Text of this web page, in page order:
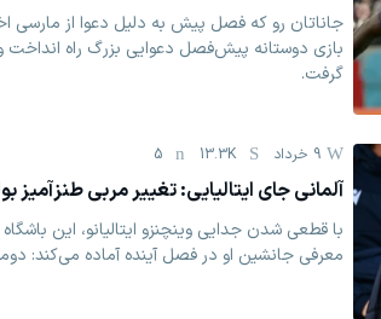
جاناتان رو که فصل پیش به دلیل دعوا از مارسی
بازی دوستانه پیش‌فصل دعوایی بزرگ راه انداخت
گرفت.
9 خرداد 13.3K
5
آلمانی جای ایتالیایی: تغییر مربی طنزآمیز
با قطعی شدن جدایی وینچنزو ایتالیانو، این
معرفی جانشین او در فصل آینده آماده می‌کند: